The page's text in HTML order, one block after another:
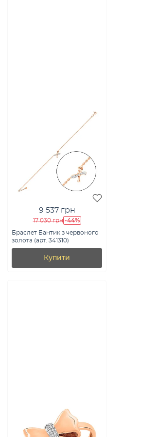
9 537 грн
17 030 грн -44%
Браслет Бантик з червоного
золота (арт. 341310)
Купити